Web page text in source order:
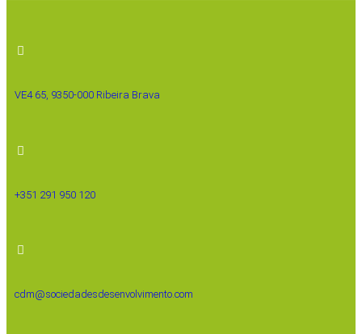
VE4 65, 9350-000 Ribeira Brava
+351 291 950 120
cdm@sociedadesdesenvolvimento.com